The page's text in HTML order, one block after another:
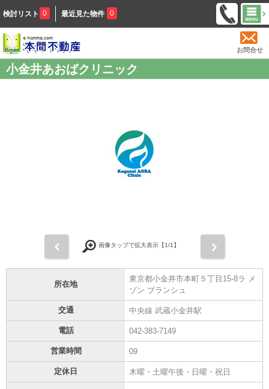
検討リスト 0 最近見た物件 0
お問合せ
小金井あおばクリニック
画像タップで拡大表示【1/1】
所在地
東京都小金井市本町５丁目15-8ラ メ
ゾン ブランシュ
交通 中央線 武蔵小金井駅
電話 042-383-7149
営業時間 09
定休日 木曜・土曜午後・日曜・祝日